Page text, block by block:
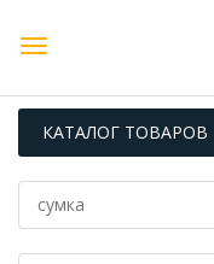
КАТАЛОГ ТОВАРОВ